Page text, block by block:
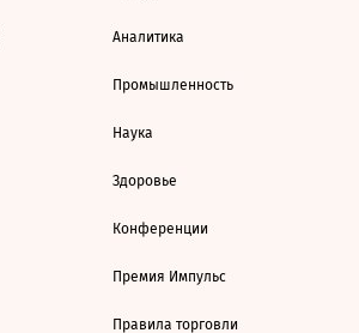
Аналитика
Промышленность
Наука
Здоровье
Конференции
Премия Импульс
Правила торговли